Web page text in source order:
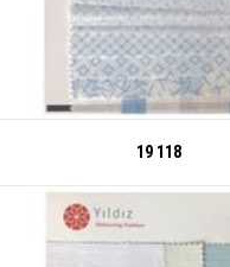
19 118